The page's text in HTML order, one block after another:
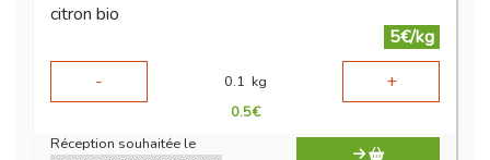
citron bio
5€/kg
-
0.1 kg +
0.5€
Réception souhaitée le